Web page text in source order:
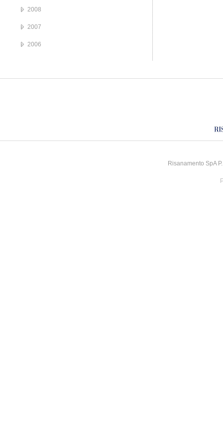
2008
2007
2006
Risanamento SpA